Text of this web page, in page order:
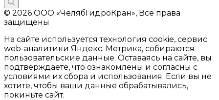
© 2026 ООО «ЧелябГидроКран», Все права
защищены
На сайте используется технология cookie, сервис
web-аналитики Яндекс. Метрика, собираются
пользовательские данные. Оставаясь на сайте, вы
подтверждаете, что ознакомлены и согласны с
условиями их сбора и использования. Если вы не
хотите, чтобы ваши данные обрабатывались,
покиньте сайт.